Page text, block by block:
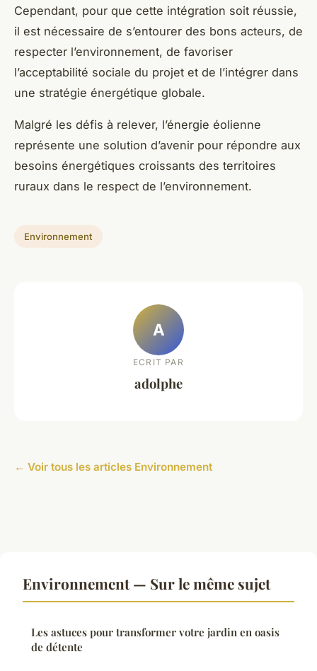
Cependant, pour que cette intégration soit réussie,
il est nécessaire de s’entourer des bons acteurs, de
respecter l’environnement, de favoriser
l’acceptabilité sociale du projet et de l’intégrer dans
une stratégie énergétique globale.
Malgré les défis à relever, l’énergie éolienne
représente une solution d’avenir pour répondre aux
besoins énergétiques croissants des territoires
ruraux dans le respect de l’environnement.
Environnement
A
ECRIT PAR
adolphe
← Voir tous les articles Environnement
Environnement — Sur le même sujet
Les astuces pour transformer votre jardin en oasis
de détente